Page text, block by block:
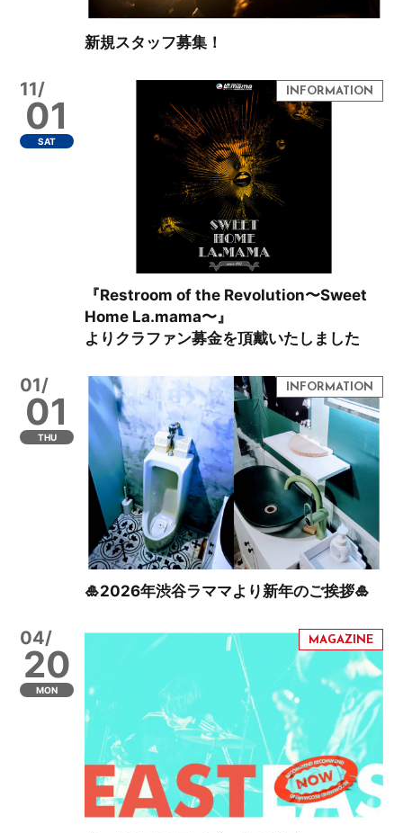
新規スタッフ募集！
11/
01
SAT
『Restroom of the Revolution〜Sweet
Home La.mama〜』
よりクラファン募金を頂戴いたしました
01/
01
THU
🎍2026年渋谷ラママより新年のご挨拶🎍
04/
20
MON